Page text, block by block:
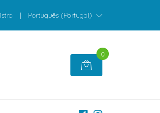
| Português (Portugal)
0